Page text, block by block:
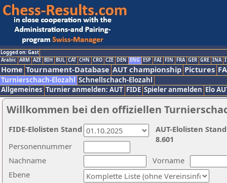
Logged on: Gast
Arabic ARM AZE BIH BUL CAT CHN CRO CZE DEN ENG ESP FAI FIN FRA GER GRE INA
Home Tournament-Database AUT championship Pictures
Turnierschach-Elozahl Schnellschach-Elozahl
Allgemeines Turnier anmelden: AUT FIDE Spieler anmelden Elo
Willkommen bei den offiziellen
Nachname
Vorname
Ebene
Personennummer
AUT-Elolisten
8.601
FIDE-Elolisten Stand